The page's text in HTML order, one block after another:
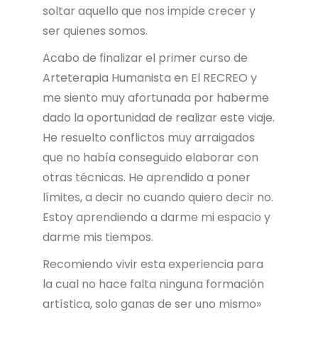
soltar aquello que nos impide crecer y
ser quienes somos.
Acabo de finalizar el primer curso de
Arteterapia Humanista en El RECREO y
me siento muy afortunada por haberme
dado la oportunidad de realizar este viaje.
He resuelto conflictos muy arraigados
que no había conseguido elaborar con
otras técnicas. He aprendido a poner
límites, a decir no cuando quiero decir no.
Estoy aprendiendo a darme mi espacio y
darme mis tiempos.
Recomiendo vivir esta experiencia para
la cual no hace falta ninguna formación
artística, solo ganas de ser uno mismo»